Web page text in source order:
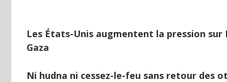
Les États-Unis augmentent la pression sur
Gaza
Ni hudna ni cessez-le-feu sans retour des